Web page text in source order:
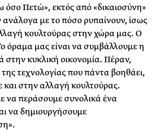
Πετώ», εκτός από «δικαιοσύνη»
με το πόσο ρυπαίνουν, ίσως
κουλτούρας στην χώρα μας. Ο
όραμα μας είναι να συμβάλλουμε η
στην κυκλική οικονομία. Πέραν,
τεχνολογίας που πάντα βοηθάει,
στην αλλαγή κουλτούρας.
να περάσουμε συνολικά ένα
να δημιουργήσουμε